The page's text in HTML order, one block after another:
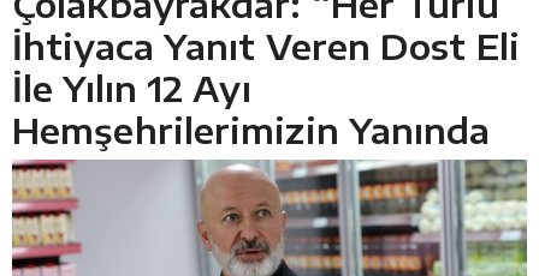
İhtiyaca Yanıt Veren Dost Eli
İle Yılın 12 Ayı
Hemşehrilerimizin Yanında